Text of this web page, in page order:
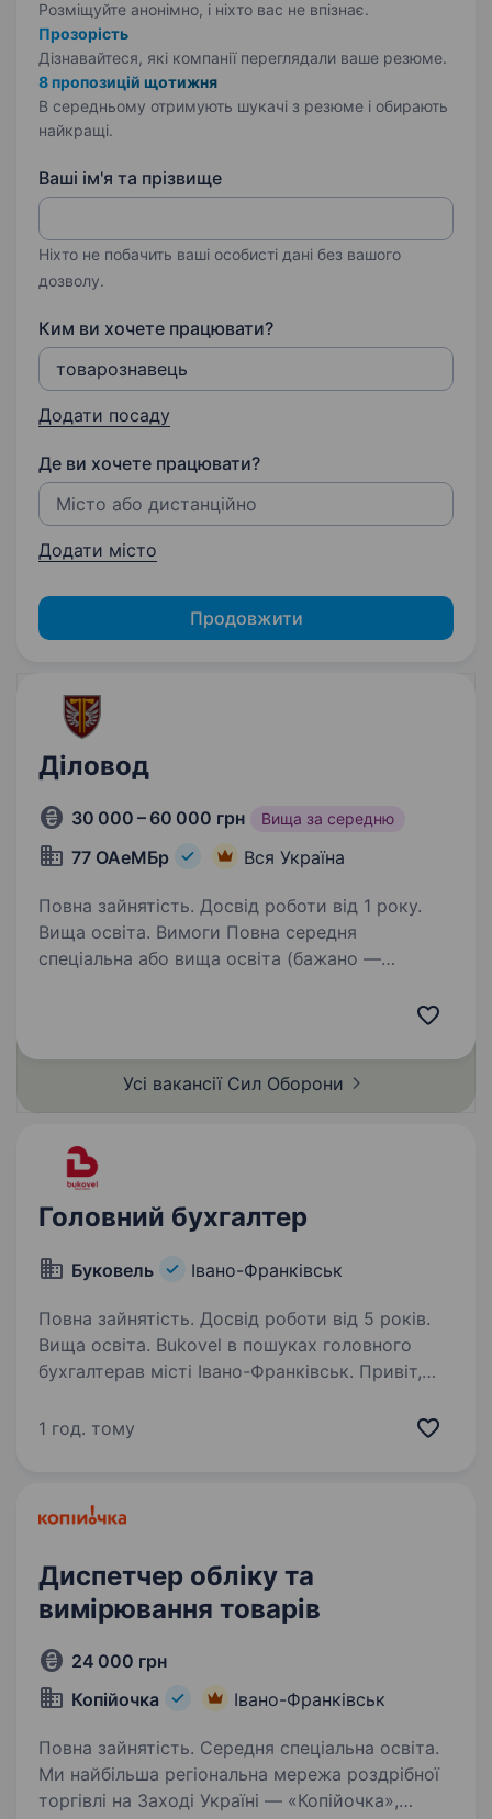
Розміщуйте анонімно, і ніхто вас не впізнає.
Прозорість
Дізнавайтеся, які компанії переглядали ваше резюме.
8 пропозицій щотижня
В середньому отримують шукачі з резюме і обирають
найкращі.
Ваші ім'я та прізвище
Ніхто не побачить ваші особисті дані без вашого
дозволу.
Ким ви хочете працювати?
Додати посаду
Де ви хочете працювати?
Додати місто
Продовжити
Діловод
30 000 – 60 000 грн Вища за середню
77 ОАеМБр Вся Україна
Повна зайнятість. Досвід роботи від 1 року.
Вища освіта. Вимоги Повна середня
спеціальна або вища освіта (бажано —
(Excel, Word, електронна…
Усі вакансії Сил Оборони
Головний бухгалтер
Буковель Івано-Франківськ
Повна зайнятість. Досвід роботи від 5 років.
Вища освіта. Bukovel в пошуках головного
бухгалтерав місті Івано-Франківськ. Привіт,
країни і зараз ми в пошуку спеціаліста
1 год. тому
Диспетчер обліку та
вимірювання товарів
24 000 грн
Копійочка
Івано-Франківськ
Повна зайнятість. Середня спеціальна освіта.
Ми найбільша регіональна мережа роздрібної
торгівлі на Заході Україні — «Копійочка»,